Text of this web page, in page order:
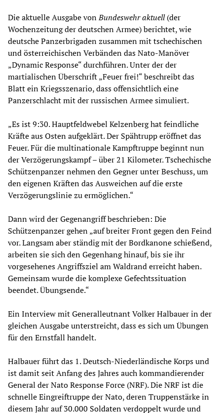
Die aktuelle Ausgabe vonBundeswehr aktuell(der
Wochenzeitung der deutschen Armee) berichtet, wie
deutsche Panzerbrigaden zusammen mit tschechischen
und österreichischen Verbänden das Nato-Manöver
„Dynamic Response“ durchführen. Unter der der
martialischen Überschrift „Feuer frei!“ beschreibt das
Blatt ein Kriegsszenario, dass offensichtlich eine
Panzerschlacht mit der russischen Armee simuliert.
„Es ist 9:30. Hauptfeldwebel Kelzenberg hat feindliche
Kräfte aus Osten aufgeklärt. Der Spähtrupp eröffnet das
Feuer. Für die multinationale Kampftruppe beginnt nun
der Verzögerungskampf – über 21 Kilometer. Tschechische
Schützenpanzer nehmen den Gegner unter Beschuss, um
den eigenen Kräften das Ausweichen auf die erste
Verzögerungslinie zu ermöglichen.“
Dann wird der Gegenangriff beschrieben: Die
Schützenpanzer gehen „auf breiter Front gegen den Feind
vor. Langsam aber ständig mit der Bordkanone schießend,
arbeiten sie sich den Gegenhang hinauf, bis sie ihr
vorgesehenes Angriffsziel am Waldrand erreicht haben.
Gemeinsam wurde die komplexe Gefechtssituation
beendet. Übungsende.“
Ein Interview mit Generalleutnant Volker Halbauer in der
gleichen Ausgabe unterstreicht, dass es sich um Übungen
für den Ernstfall handelt.
Halbauer führt das 1. Deutsch-Niederländische Korps und
ist damit seit Anfang des Jahres auch kommandierender
General der Nato Response Force (NRF). Die NRF ist die
schnelle Eingreiftruppe der Nato, deren Truppenstärke in
diesem Jahr auf30.000 Soldatenverdoppelt wurde und